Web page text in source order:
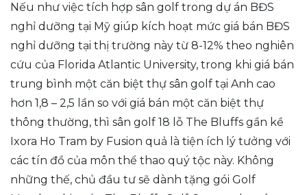
Nếu như việc tích hợp sân golf trong dự án BĐS
nghỉ dưỡng tại Mỹ giúp kích hoạt mức giá bán BĐS
nghỉ dưỡng tại thị trường này từ 8-12% theo nghiên
cứu của Florida Atlantic University, trong khi giá bán
trung bình một căn biệt thự sân golf tại Anh cao
hơn 1,8 – 2,5 lần so với giá bán một căn biệt thự
thông thường, thì sân golf 18 lỗ The Bluffs gần kề
Ixora Ho Tram by Fusion quả là tiện ích lý tưởng với
các tín đồ của môn thể thao quý tộc này. Không
những thế, chủ đầu tư sẽ dành tặng gói Golf